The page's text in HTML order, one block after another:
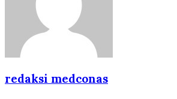
redaksi medconas